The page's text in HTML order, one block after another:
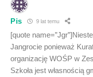
Pis 9 lat temu
[quote
Jangrocie ponieważ
organizację WOŚP w
Szkoła jest własnością